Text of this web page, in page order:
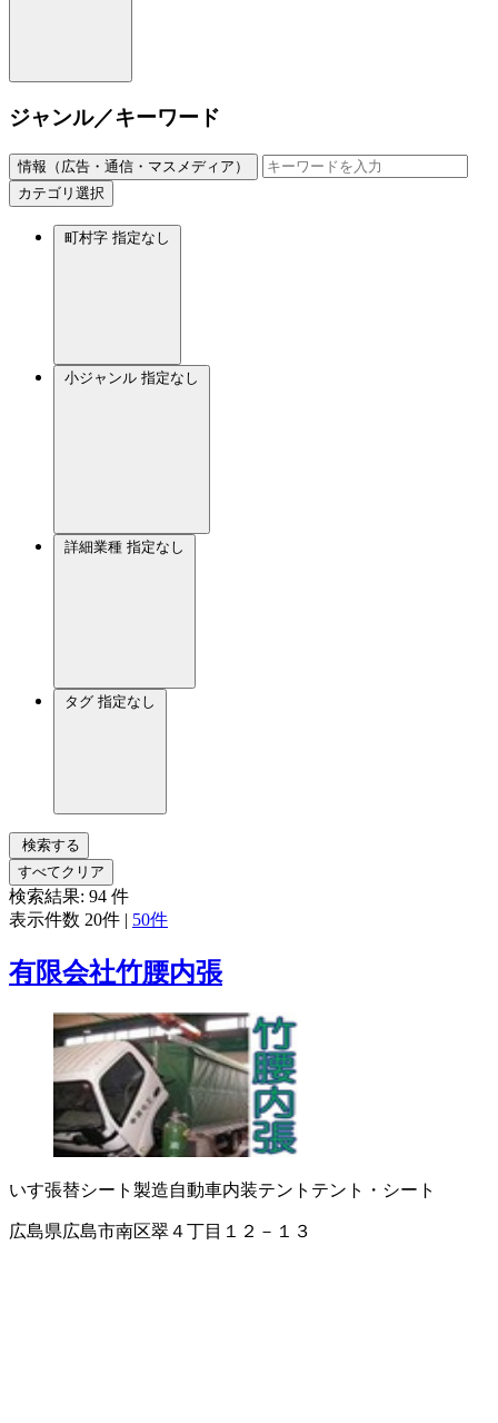
ジャンル／キーワード
情報（広告・通信・マスメディア）
カテゴリ選択
町村字 指定なし
小ジャンル 指定なし
詳細業種 指定なし
タグ 指定なし
検索する
すべてクリア
検索結果: 94 件
表示件数 20件 | 50件
有限会社竹腰内張
いす張替シート製造自動車内装テント テント・シート
広島県広島市南区翠４丁目１２－１３